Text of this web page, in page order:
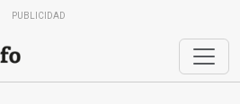
PUBLICIDAD